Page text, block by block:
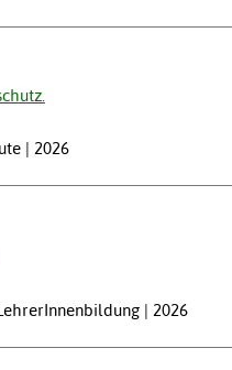
| 2026
| 2026